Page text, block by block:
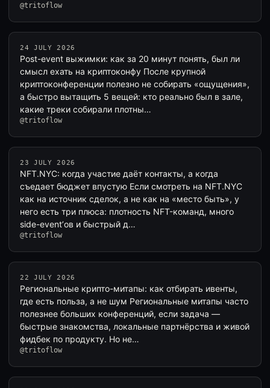
@tritoflow
24 JULY 2026
Post-event выжимки: как за 20 минут понять, был ли
смысл ехать на криптоконфу После крупной
криптоконференции полезно не собирать «ощущения»,
а быстро вытащить 5 вещей: кто реально был в зале,
какие треки собирали плотны…
@tritoflow
23 JULY 2026
NFT.NYC: когда участие даёт контакты, а когда
съедает бюджет впустую Если смотреть на NFT.NYC
как на источник сделок, а не как на «место быть», у
него есть три плюса: плотность NFT-команд, много
side-event’ов и быстрый д…
@tritoflow
22 JULY 2026
Региональные крипто-митапы: как отбирать ивенты,
где есть польза, а не шум Региональные митапы часто
полезнее больших конференций, если задача —
быстрые знакомства, локальные партнёрства и живой
фидбек по продукту. Но не…
@tritoflow